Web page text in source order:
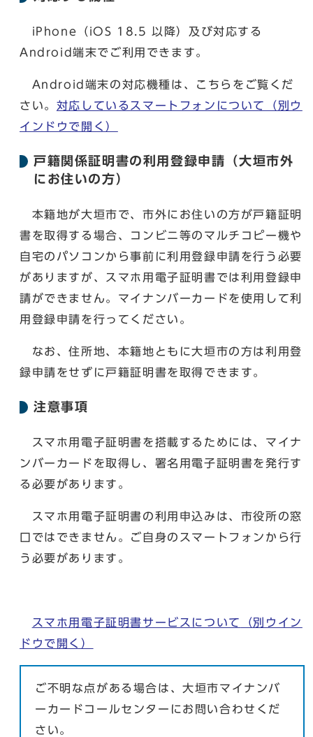
iPhone（iOS 18.5 以降）及び対応する
Android端末でご利用できます。
Android端末の対応機種は、こちらをご覧くだ
さい。 対応しているスマートフォンについて
（別ウ
インドウで開く）
戸籍関係証明書の利用登録申請（大垣市外
にお住いの方）
本籍地が大垣市で、市外にお住いの方が戸籍証明
書を取得する場合、コンビニ等のマルチコピー機や
自宅のパソコンから事前に利用登録申請を行う必要
がありますが、スマホ用電子証明書では利用登録申
請ができません。マイナンバーカードを使用して利
用登録申請を行ってください。
なお、住所地、本籍地ともに大垣市の方は利用登
録申請をせずに戸籍証明書を取得できます。
注意事項
スマホ用電子証明書を搭載するためには、マイナ
ンバーカードを取得し、署名用電子証明書を発行す
る必要があります。
スマホ用電子証明書の利用申込みは、市役所の窓
口ではできません。ご自身のスマートフォンから行
う必要があります。
スマホ用電子証明書サービスについて
（別ウイン
ドウで開く）
ご不明な点がある場合は、大垣市マイナンバ
ーカードコールセンターにお問い合わせくだ
さい。